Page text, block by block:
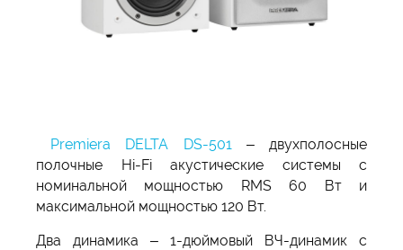
Premiera DELTA DS-501 – двухполосные
полочные Hi-Fi акустические системы с
номинальной мощностью RMS 60 Вт и
максимальной мощностью 120 Вт.
Два динамика – 1-дюймовый ВЧ-динамик с